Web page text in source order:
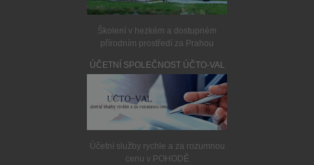
Školení v hezkém a dostupném
přírodním prostředí za Prahou
ÚČETNÍ SPOLEČNOST ÚČTO-VAL
Účetní služby rychle a za rozumnou
cenu v POHODĚ